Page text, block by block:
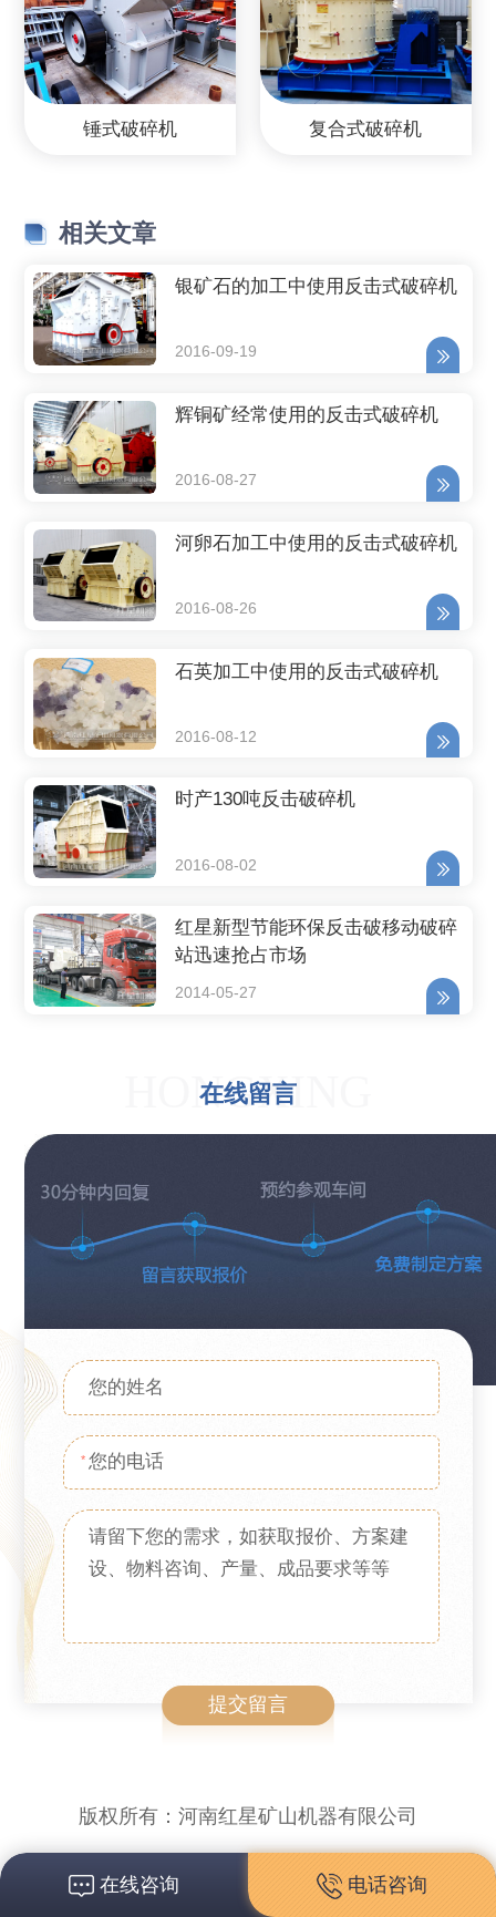
锤式破碎机 复合式破碎机
相关文章
银矿石的加工中使用反击式破碎机
2016-09-19
辉铜矿经常使用的反击式破碎机
2016-08-27
河卵石加工中使用的反击式破碎机
2016-08-26
石英加工中使用的反击式破碎机
2016-08-12
时产130吨反击破碎机
2016-08-02
红星新型节能环保反击破移动破碎
站迅速抢占市场
2014-05-27
在线留言
HONGXING
*
版权所有：河南红星矿山机器有限公司
在线咨询 电话咨询